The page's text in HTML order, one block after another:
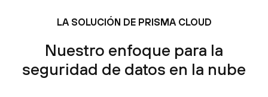
LA SOLUCIÓN DE PRISMA CLOUD
Nuestro enfoque para la
seguridad de datos en la nube